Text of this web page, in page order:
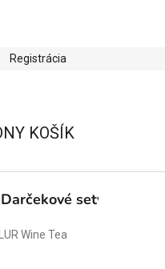
Zľava 10 % na prvý nákup
Registrácia
KOŠÍK
Darčekové sety
Wine Tea